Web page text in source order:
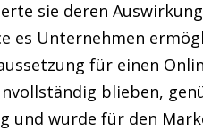
sie deren
es Unternehmen
für einen
blieben,
und wurde für den